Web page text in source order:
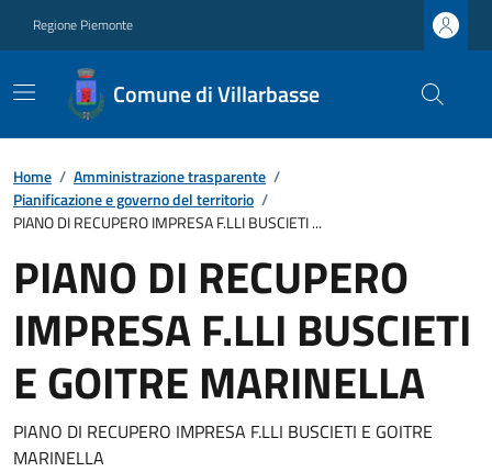
Regione Piemonte
Comune di Villarbasse
Home / Amministrazione trasparente /
Pianificazione e governo del territorio /
PIANO DI RECUPERO IMPRESA F.LLI BUSCIETI ...
PIANO DI RECUPERO
IMPRESA F.LLI BUSCIETI
E GOITRE MARINELLA
PIANO DI RECUPERO IMPRESA F.LLI BUSCIETI E GOITRE
MARINELLA